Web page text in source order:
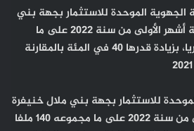
الموحدة للاستثمار بجهة بني
ملال خنيفرة خلال السبعة أشهر الأولى من سنة 2022 على ما
مجموعه 140 ملفا استثماريا، بزيادة قدرها 40 في المئة بالمقارنة
للاستثمار بجهة بني ملال خنيفرة
خلال السبعة أشهر الأولى من سنة 2022 على ما مجموعه 140 ملفا